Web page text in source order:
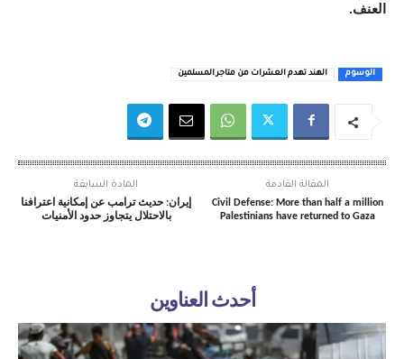
العنف.
الوسوم الهند تهدم العشرات من متاجر المسلمين
المادة السابقة
إيران: حديث ترامب عن إمكانية اعترافنا
بالاحتلال يتجاوز حدود الأمنيات
المقالة القادمة
Civil Defense: More than half a million
Palestinians have returned to Gaza
أحدث العناوين